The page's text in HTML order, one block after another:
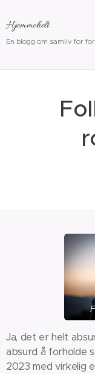
Hjemmehelt
En blogg om samliv for
Ja, det er helt
absurd å forholde
2023 med virkelig